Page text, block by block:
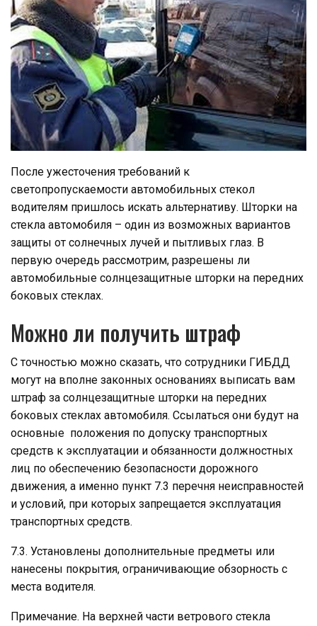
После ужесточения требований к
светопропускаемости автомобильных стекол
водителям пришлось искать альтернативу. Шторки на
стекла автомобиля – один из возможных вариантов
защиты от солнечных лучей и пытливых глаз. В
первую очередь рассмотрим, разрешены ли
автомобильные солнцезащитные шторки на передних
боковых стеклах.
Можно ли получить штраф
С точностью можно сказать, что сотрудники ГИБДД
могут на вполне законных основаниях выписать вам
штраф за солнцезащитные шторки на передних
боковых стеклах автомобиля. Ссылаться они будут на
основные положения по допуску транспортных
средств к эксплуатации и обязанности должностных
лиц по обеспечению безопасности дорожного
движения, а именно пункт 7.3 перечня неисправностей
и условий, при которых запрещается эксплуатация
транспортных средств.
7.3. Установлены дополнительные предметы или
нанесены покрытия, ограничивающие обзорность с
места водителя.
Примечание. На верхней части ветрового стекла